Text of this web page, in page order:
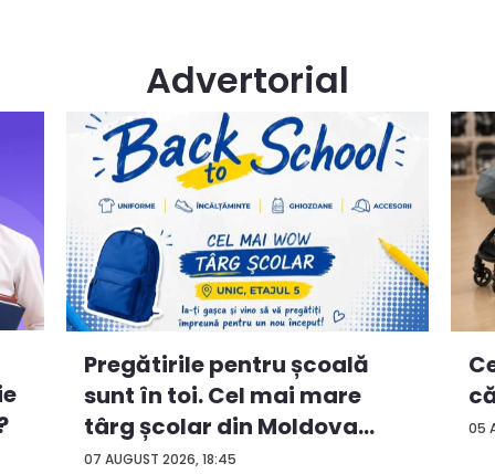
Advertorial
07 AUGUST 2026, 18:45
Pregătirile pentru școală
sunt în toi. Cel mai mare
târg școlar din Moldova
con...
05